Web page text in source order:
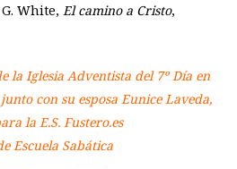
White, El camino a Cristo,
la Iglesia Adventista del 7º Día en
con su esposa Eunice Laveda,
la E.S. Fustero.es
Escuela Sabática